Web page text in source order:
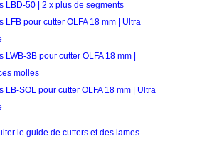
LBD-50 | 2 x plus de segments
LFB pour cutter OLFA 18 mm | Ultra
LWB-3B pour cutter OLFA 18 mm |
molles
LB-SOL pour cutter OLFA 18 mm | Ultra
le guide de cutters et des lames